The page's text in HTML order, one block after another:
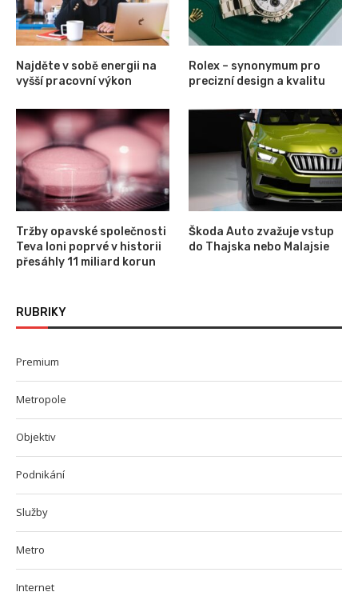
Najděte v sobě energii na
vyšší pracovní výkon
Rolex – synonymum pro
precizní design a kvalitu
Tržby opavské společnosti
Teva loni poprvé v historii
přesáhly 11 miliard korun
Škoda Auto zvažuje vstup
do Thajska nebo Malajsie
RUBRIKY
Premium
Metropole
Objektiv
Podnikání
Služby
Metro
Internet